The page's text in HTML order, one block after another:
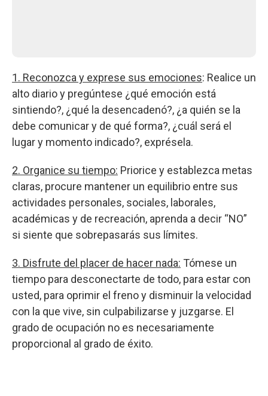
1. Reconozca y exprese sus emociones: Realice un
alto diario y pregúntese ¿qué emoción está
sintiendo?, ¿qué la desencadenó?, ¿a quién se la
debe comunicar y de qué forma?, ¿cuál será el
lugar y momento indicado?, exprésela.
2. Organice su tiempo: Priorice y establezca metas
claras, procure mantener un equilibrio entre sus
actividades personales, sociales, laborales,
académicas y de recreación, aprenda a decir “NO”
si siente que sobrepasarás sus límites.
3. Disfrute del placer de hacer nada: Tómese un
tiempo para desconectarte de todo, para estar con
usted, para oprimir el freno y disminuir la velocidad
con la que vive, sin culpabilizarse y juzgarse. El
grado de ocupación no es necesariamente
proporcional al grado de éxito.